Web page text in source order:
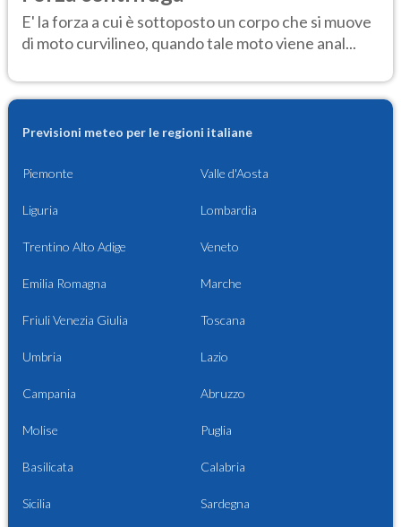
E' la forza a cui è sottoposto un corpo che si muove
di moto curvilineo, quando tale moto viene anal...
Previsioni meteo per le regioni italiane
Piemonte Valle d'Aosta
Liguria Lombardia
Trentino Alto Adige Veneto
Emilia Romagna Marche
Friuli Venezia Giulia Toscana
Umbria Lazio
Campania Abruzzo
Molise Puglia
Basilicata Calabria
Sicilia Sardegna